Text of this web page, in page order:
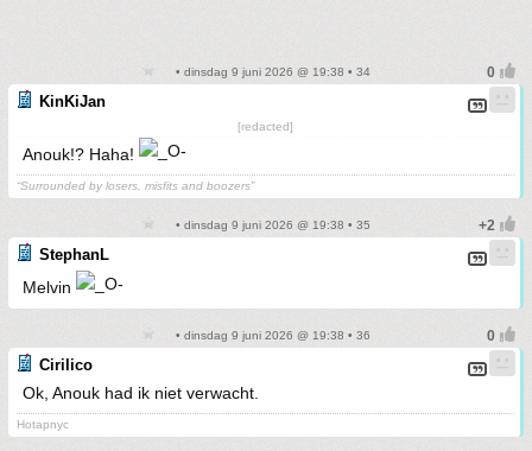
• dinsdag 9 juni 2026 @ 19:38 • 34
KinKiJan
[redacted]
Anouk!? Haha!
“Surrounded by losers, misfits and boozers”
• dinsdag 9 juni 2026 @ 19:38 • 35
StephanL
Melvin
• dinsdag 9 juni 2026 @ 19:38 • 36
Cirilico
Ok, Anouk had ik niet verwacht.
Hotapnyc